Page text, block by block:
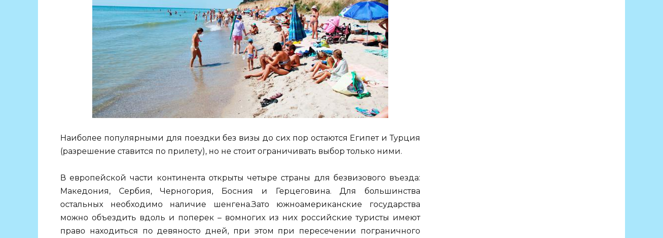
Наиболее популярными для поездки без визы до сих пор остаются Египет и Турция
(разрешение ставится по прилету), но не стоит ограничивать выбор только ними.
В европейской части континента открыты четыре страны для безвизового въезда:
Македония, Сербия, Черногория, Босния и Герцеговина. Для большинства
остальных необходимо наличие шенгена.Зато южноамериканские государства
можно объездить вдоль и поперек – вомногих из них российские туристы имеют
право находиться по девяносто дней, при этом при пересечении пограничного